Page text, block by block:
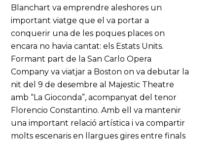
Blanchart va emprendre aleshores un
important viatge que el va portar a
conquerir una de les poques places on
encara no havia cantat: els Estats Units.
Formant part de la San Carlo Opera
Company va viatjar a Boston on va debutar la
nit del 9 de desembre al Majestic Theatre
amb “La Gioconda”, acompanyat del tenor
Florencio Constantino. Amb ell va mantenir
una important relació artística i va compartir
molts escenaris en llargues gires entre finals